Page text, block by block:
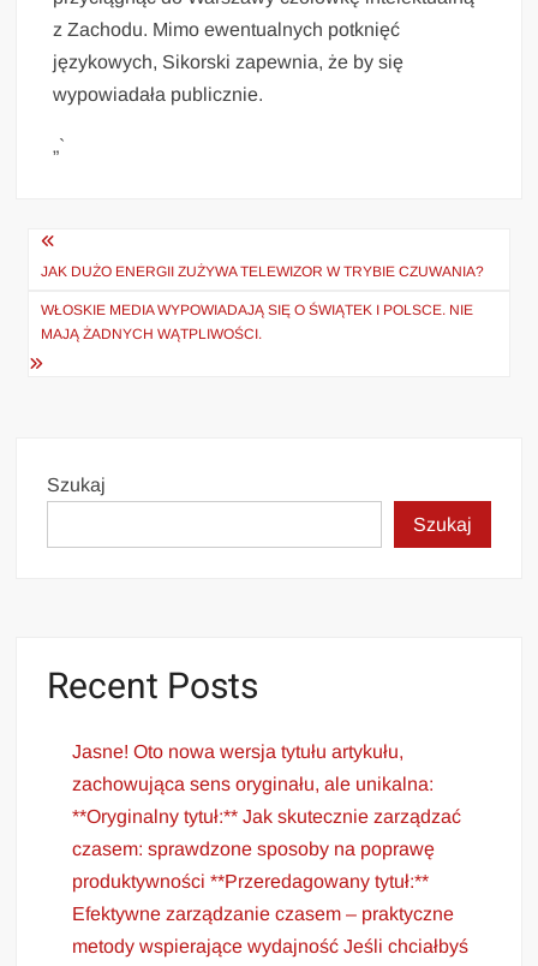
z Zachodu. Mimo ewentualnych potknięć
językowych, Sikorski zapewnia, że by się
wypowiadała publicznie.
„`
Nawigacja
wpisu
JAK DUŻO ENERGII ZUŻYWA TELEWIZOR W TRYBIE CZUWANIA?
WŁOSKIE MEDIA WYPOWIADAJĄ SIĘ O ŚWIĄTEK I POLSCE. NIE
MAJĄ ŻADNYCH WĄTPLIWOŚCI.
Szukaj
Szukaj
Recent Posts
Jasne! Oto nowa wersja tytułu artykułu,
zachowująca sens oryginału, ale unikalna:
**Oryginalny tytuł:** Jak skutecznie zarządzać
czasem: sprawdzone sposoby na poprawę
produktywności **Przeredagowany tytuł:**
Efektywne zarządzanie czasem – praktyczne
metody wspierające wydajność Jeśli chciałbyś